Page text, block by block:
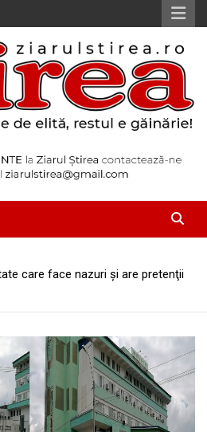
care face nazuri şi are pretenţii